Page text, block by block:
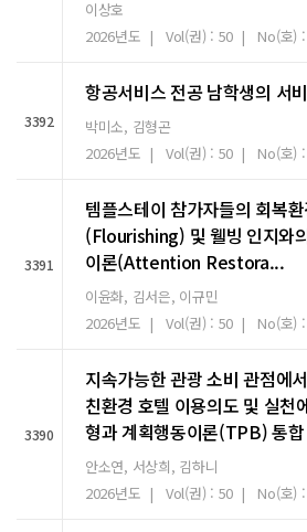
이상호
2026년도 | Vol(권) : 50 | No(호) :
3392
항공서비스 전공 남학생의 서
박미소, 김형곤
2026년도 | Vol(권) : 50 | No(호) :
3391
템플스테이 참가자들의 회복
(Flourishing) 및 웰빙 인지와
이론(Attention Restora...
이윤화, 김서은, 이규민
2026년도 | Vol(권) : 50 | No(호) :
3390
지속가능한 관광 소비 관점에
친환경 호텔 이용의도 및 실천
형과 계획행동이론(TPB) 통
안소연, 서상희, 김하니
2026년도 | Vol(권) : 50 | No(호) :